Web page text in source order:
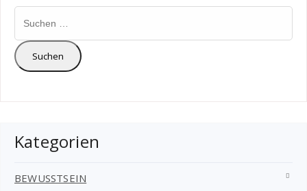
Suchen
nach:
Kategorien
BEWUSSTSEIN